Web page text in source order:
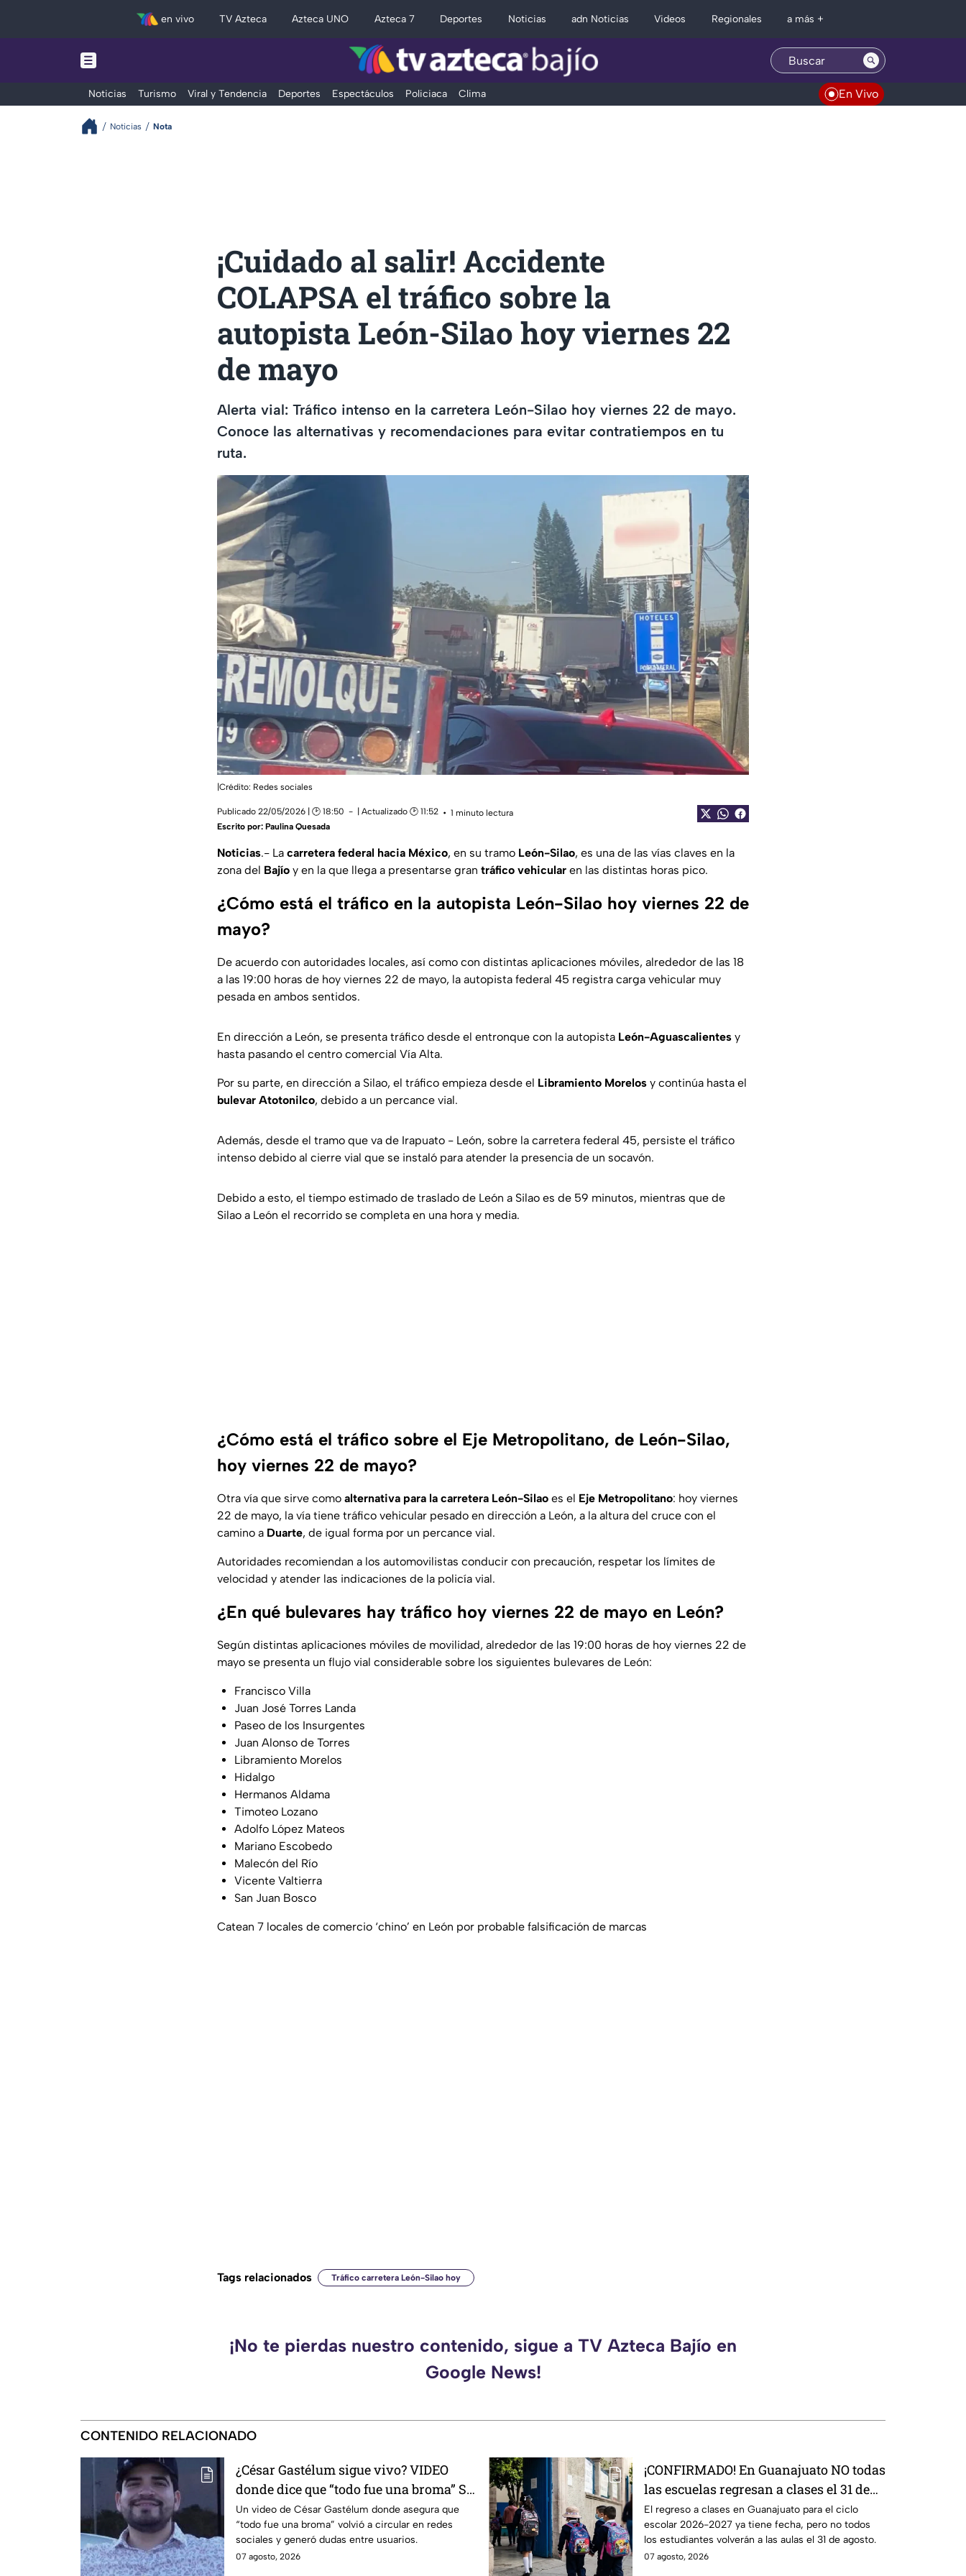
en vivo TV Azteca Azteca UNO Azteca 7 Deportes Noticias adn Noticias Videos Regionales a más +
Noticias Turismo Viral y Tendencia Deportes Espectáculos Policiaca Clima En Vivo
Noticias Nota
¡Cuidado al salir! Accidente
COLAPSA el tráfico sobre la
autopista León-Silao hoy viernes 22
de mayo
Alerta vial: Tráfico intenso en la carretera León-Silao hoy viernes 22 de mayo.
Conoce las alternativas y recomendaciones para evitar contratiempos en tu
ruta.
|Crédito: Redes sociales
Publicado 22/05/2026 | 🕑 18:50 | Actualizado 🕑 11:52
1 minuto lectura
Escrito por: Paulina Quesada
Noticias.- La carretera federal hacia México, en su tramo León-Silao, es una de las vías claves en la
zona del Bajío y en la que llega a presentarse gran tráfico vehicular en las distintas horas pico.
¿Cómo está el tráfico en la autopista León-Silao hoy viernes 22 de
mayo?
De acuerdo con autoridades locales, así como con distintas aplicaciones móviles, alrededor de las 18
a las 19:00 horas de hoy viernes 22 de mayo, la autopista federal 45 registra carga vehicular muy
pesada en ambos sentidos.
En dirección a León, se presenta tráfico desde el entronque con la autopista León-Aguascalientes y
hasta pasando el centro comercial Vía Alta.
Por su parte, en dirección a Silao, el tráfico empieza desde el Libramiento Morelos y continúa hasta el
bulevar Atotonilco, debido a un percance vial.
Además, desde el tramo que va de Irapuato - León, sobre la carretera federal 45, persiste el tráfico
intenso debido al cierre vial que se instaló para atender la presencia de un socavón.
Debido a esto, el tiempo estimado de traslado de León a Silao es de 59 minutos, mientras que de
Silao a León el recorrido se completa en una hora y media.
¿Cómo está el tráfico sobre el Eje Metropolitano, de León-Silao,
hoy viernes 22 de mayo?
Otra vía que sirve como alternativa para la carretera León-Silao es el Eje Metropolitano: hoy viernes
22 de mayo, la vía tiene tráfico vehicular pesado en dirección a León, a la altura del cruce con el
camino a Duarte, de igual forma por un percance vial.
Autoridades recomiendan a los automovilistas conducir con precaución, respetar los límites de
velocidad y atender las indicaciones de la policía vial.
¿En qué bulevares hay tráfico hoy viernes 22 de mayo en León?
Según distintas aplicaciones móviles de movilidad, alrededor de las 19:00 horas de hoy viernes 22 de
mayo se presenta un flujo vial considerable sobre los siguientes bulevares de León:
Francisco Villa
Juan José Torres Landa
Paseo de los Insurgentes
Juan Alonso de Torres
Libramiento Morelos
Hidalgo
Hermanos Aldama
Timoteo Lozano
Adolfo López Mateos
Mariano Escobedo
Malecón del Río
Vicente Valtierra
San Juan Bosco
Catean 7 locales de comercio ‘chino’ en León por probable falsificación de marcas
Tags relacionados Tráfico carretera León-Silao hoy
¡No te pierdas nuestro contenido, sigue a TV Azteca Bajío en
Google News!
CONTENIDO RELACIONADO
¿César Gastélum sigue vivo? VIDEO
donde dice que “todo fue una broma” SE
VIRALIZA en redes; esto se sabe
Un video de César Gastélum donde asegura que
“todo fue una broma” volvió a circular en redes
sociales y generó dudas entre usuarios.
07 agosto, 2026
¡CONFIRMADO! En Guanajuato NO todas
las escuelas regresan a clases el 31 de
agosto; esto debes saber
El regreso a clases en Guanajuato para el ciclo
escolar 2026-2027 ya tiene fecha, pero no todos
los estudiantes volverán a las aulas el 31 de agosto.
07 agosto, 2026